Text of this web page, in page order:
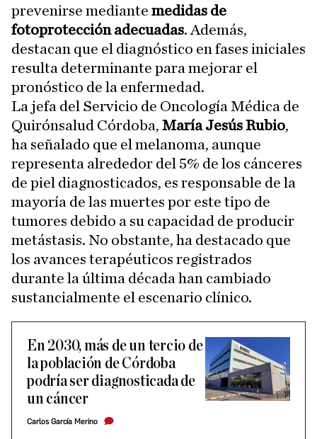
prevenirse mediante medidas de
fotoprotección adecuadas. Además,
destacan que el diagnóstico en fases iniciales
resulta determinante para mejorar el
pronóstico de la enfermedad.
La jefa del Servicio de Oncología Médica de
Quirónsalud Córdoba, María Jesús Rubio,
ha señalado que el melanoma, aunque
representa alrededor del 5% de los cánceres
de piel diagnosticados, es responsable de la
mayoría de las muertes por este tipo de
tumores debido a su capacidad de producir
metástasis. No obstante, ha destacado que
los avances terapéuticos registrados
durante la última década han cambiado
sustancialmente el escenario clínico.
En 2030, más de un tercio de
la población de Córdoba
podría ser diagnosticada de
un cáncer
Carlos García Merino